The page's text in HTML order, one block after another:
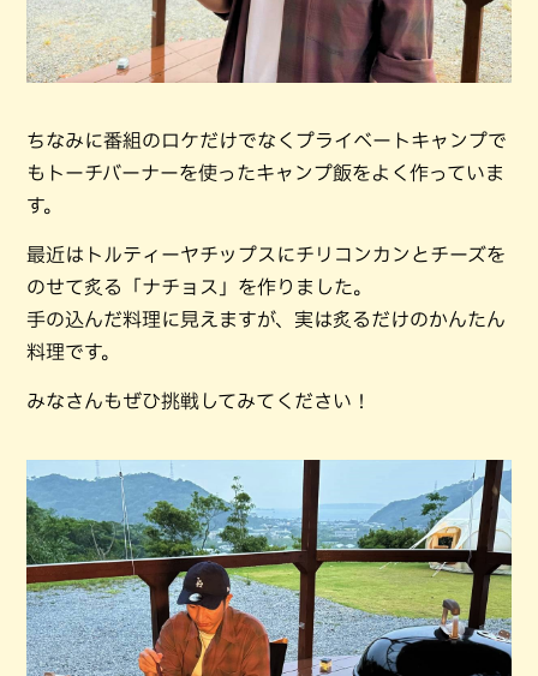
ちなみに番組のロケだけでなくプライベートキャンプで
もトーチバーナーを使ったキャンプ飯をよく作っていま
す。
最近はトルティーヤチップスにチリコンカンとチーズを
のせて炙る「ナチョス」を作りました。
手の込んだ料理に見えますが、実は炙るだけのかんたん
料理です。
みなさんもぜひ挑戦してみてください！